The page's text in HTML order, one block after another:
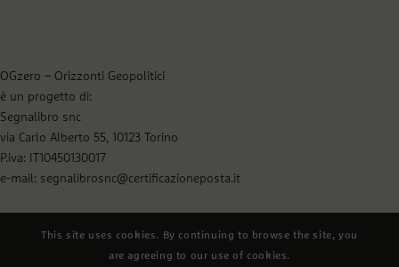
OGzero – Orizzonti Geopolitici
è un progetto di:
Segnalibro snc
via Carlo Alberto 55, 10123 Torino
P.iva: IT10450130017
e-mail: segnalibrosnc@certificazioneposta.it
This site uses cookies. By continuing to browse the site, you
are agreeing to our use of cookies.